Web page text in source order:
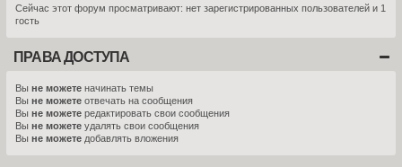
Сейчас этот форум просматривают: нет зарегистрированных пользователей и 1
гость
ПРАВА ДОСТУПА
Вы не можете начинать темы
Вы не можете отвечать на сообщения
Вы не можете редактировать свои сообщения
Вы не можете удалять свои сообщения
Вы не можете добавлять вложения